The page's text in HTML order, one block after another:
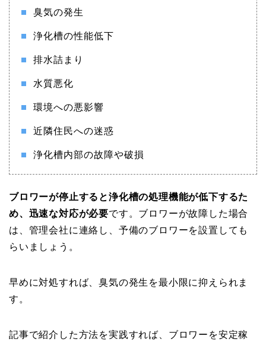
臭気の発生
浄化槽の性能低下
排水詰まり
水質悪化
環境への悪影響
近隣住民への迷惑
浄化槽内部の故障や破損
ブロワーが停止すると浄化槽の処理機能が低下するた
め、迅速な対応が必要です。ブロワーが故障した場合
は、管理会社に連絡し、予備のブロワーを設置しても
らいましょう。
早めに対処すれば、臭気の発生を最小限に抑えられま
す。
記事で紹介した方法を実践すれば、ブロワーを安定稼